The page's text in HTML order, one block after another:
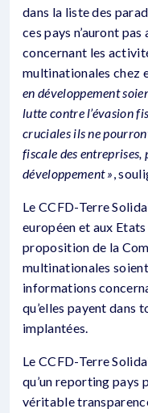
dans la liste des
ces pays n’auront
concernant les
multinationales chez
en développement
lutte contre l’évasion
cruciales ils ne
fiscale des
développement »,
Le CCFD-Terre
européen et aux
proposition de la
multinationales
informations
qu’elles payent dans
implantées.
Le CCFD-Terre
qu’un reporting pays
véritable